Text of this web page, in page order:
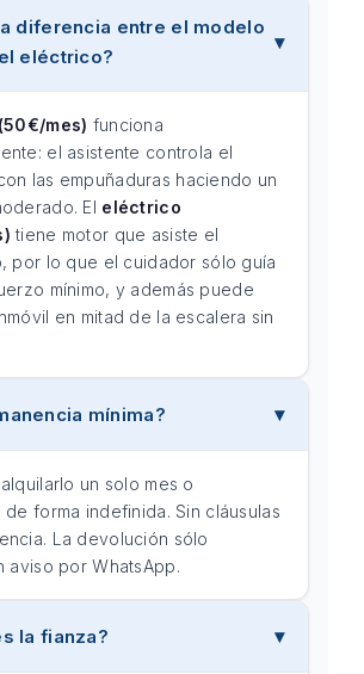
diferencia entre el modelo
eléctrico?
mes) funciona
el asistente controla el
las empuñaduras haciendo un
El eléctrico
tiene motor que asiste el
por lo que el cuidador sólo guía
mínimo, y además puede
en mitad de la escalera sin
mínima?
un solo mes o
de forma indefinida. Sin cláusulas
La devolución sólo
aviso por WhatsApp.
la fianza?